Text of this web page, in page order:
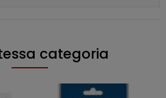
categoria